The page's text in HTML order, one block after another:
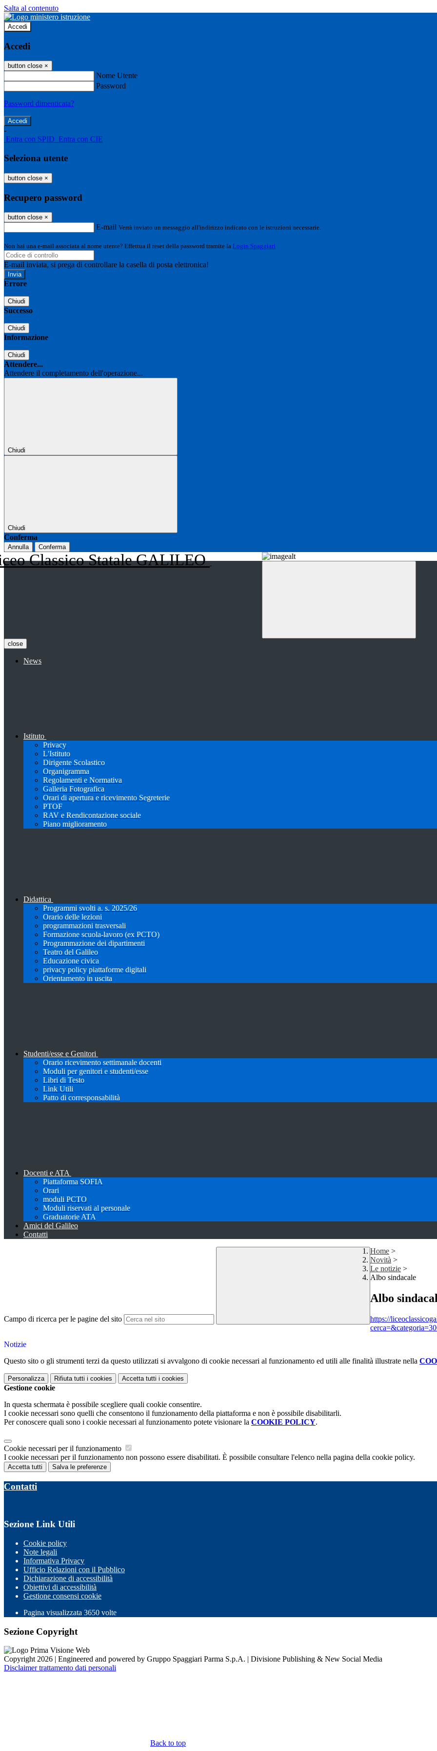
Salta al contenuto
Accedi
Accedi
button close ×
Nome Utente
Password
Password dimenticata?
-
Entra con SPID Entra con CIE
Seleziona utente
button close ×
Recupero password
button close ×
E-mail Verrà inviato un messaggio all'indirizzo indicato con le istruzioni necessarie.
Non hai una e-mail associata al nome utente? Effettua il reset della password tramite la Login Spaggiari
E-mail inviata, si prega di controllare la casella di posta elettronica!
Errore
Chiudi
Successo
Chiudi
Informazione
Chiudi
Attendere...
Attendere il completamento dell'operazione...
Chiudi
Chiudi
Conferma
Annulla Conferma
Classico Statale GALILEO
close
News
Istituto
Privacy
L'Istituto
Dirigente Scolastico
Organigramma
Regolamenti e Normativa
Galleria Fotografica
Orari di apertura e ricevimento Segreterie
PTOF
RAV e Rendicontazione sociale
Piano miglioramento
Didattica
Programmi svolti a. s. 2025/26
Orario delle lezioni
programmazioni trasversali
Formazione scuola-lavoro (ex PCTO)
Programmazione dei dipartimenti
Teatro del Galileo
Educazione civica
privacy policy piattaforme digitali
Orientamento in uscita
Studenti/esse e Genitori
Orario ricevimento settimanale docenti
Moduli per genitori e studenti/esse
Libri di Testo
Link Utili
Patto di corresponsabilità
Docenti e ATA
Piattaforma SOFIA
Orari
moduli PCTO
Moduli riservati al personale
Graduatorie ATA
Amici del Galileo
Contatti
Campo di ricerca per le pagine del sito
Home >
Novità >
Le notizie >
Albo sindacale
Albo
https://
Notizie
Questo sito o gli strumenti terzi da questo utilizzati si avvalgono di cookie necessari al funzionamento ed utili alle finalità illustrate nella
Personalizza Rifiuta tutti i cookies Accetta tutti i cookies
Gestione cookie
In questa schermata è possibile scegliere quali cookie consentire.
I cookie necessari sono quelli che consentono il funzionamento della piattaforma e non è possibile disabilitarli.
Per conoscere quali sono i cookie necessari al funzionamento potete visionare la COOKIE POLICY.
Cookie necessari per il funzionamento
I cookie necessari per il funzionamento non possono essere disabilitati. È possibile consultare l'elenco nella pagina della cookie policy.
Accetta tutti Salva le preferenze
Contatti
Sezione Link Utili
Cookie policy
Note legali
Informativa Privacy
Ufficio Relazioni con il Pubblico
Dichiarazione di accessibilità
Obiettivi di accessibilità
Gestione consensi cookie
Pagina visualizzata 3650 volte
Sezione Copyright
Copyright 2026 | Engineered and powered by Gruppo Spaggiari Parma S.p.A. | Divisione Publishing & New Social Media
Disclaimer trattamento dati personali
Back to top